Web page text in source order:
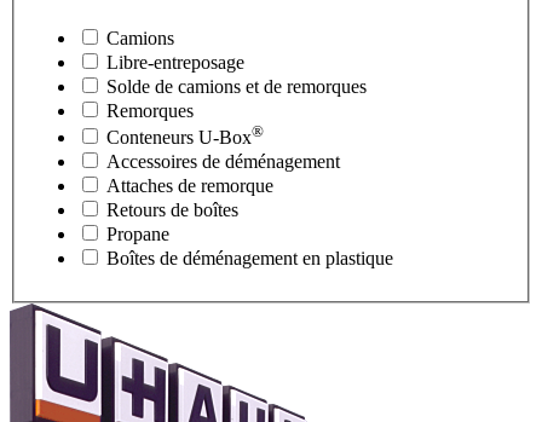
Camions
Libre-entreposage
Solde de camions et de remorques
Remorques
Conteneurs U-Box®
Accessoires de déménagement
Attaches de remorque
Retours de boîtes
Propane
Boîtes de déménagement en plastique